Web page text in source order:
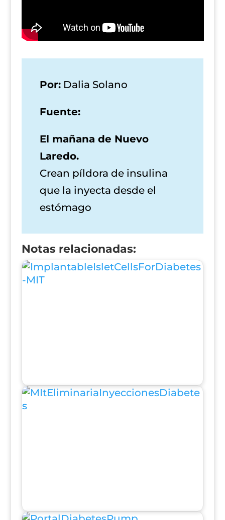
Por:Dalia Solano
Fuente:
El mañana de Nuevo
Laredo.
Crean píldora de insulina
que la inyecta desde el
estómago
Notas relacionadas: